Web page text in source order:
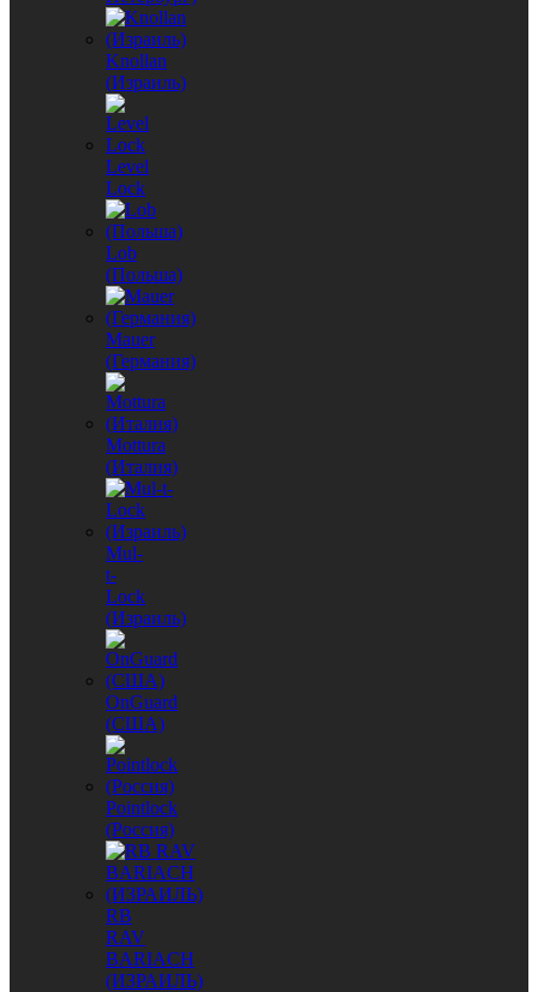
Knollan
(Израиль)
Level
Lock
Lob
(Польша)
Mauer
(Германия)
Mottura
(Италия)
Mul-
t-
Lock
(Израиль)
OnGuard
(США)
Pointlock
(Россия)
RB
RAV
BARIACH
(ИЗРАИЛЬ)